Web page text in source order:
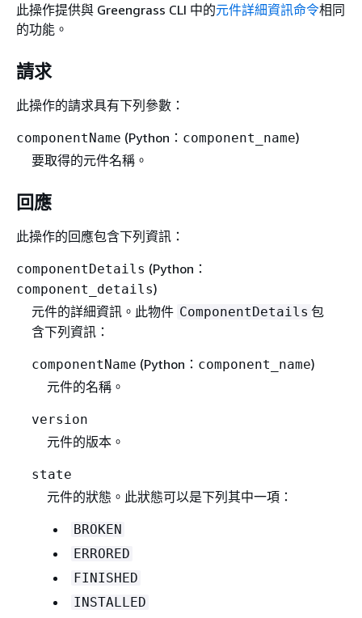
此操作提供與 Greengrass CLI 中的元件詳細資訊命令相同
的功能。
請求
此操作的請求具有下列參數：
componentName (Python： component_name)
要取得的元件名稱。
回應
此操作的回應包含下列資訊：
componentDetails (Python：
component_details)
元件的詳細資訊。此物件 ComponentDetails 包
含下列資訊：
componentName (Python： component_name)
元件的名稱。
version
元件的版本。
state
元件的狀態。此狀態可以是下列其中一項：
BROKEN
ERRORED
FINISHED
INSTALLED